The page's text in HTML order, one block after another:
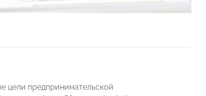
цели предпринимательской